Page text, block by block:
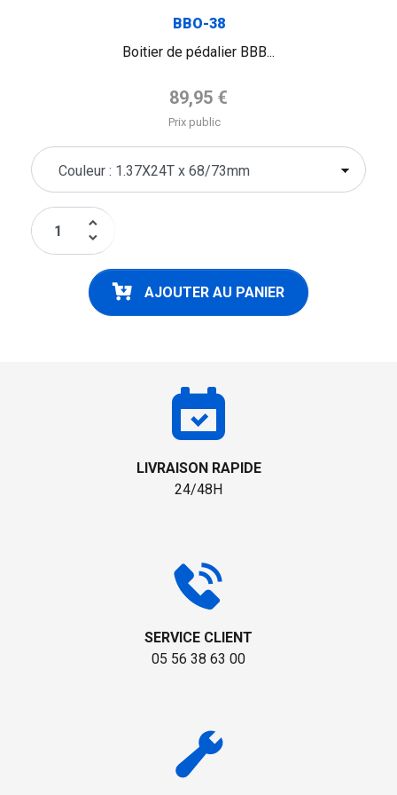
BBO-38
Boitier de pédalier BBB...
Prix de base
89,95 €
Prix public
keyboard_arrow_up
keyboard_arrow_down
AJOUTER AU PANIER
LIVRAISON RAPIDE
24/48H
SERVICE CLIENT
05 56 38 63 00